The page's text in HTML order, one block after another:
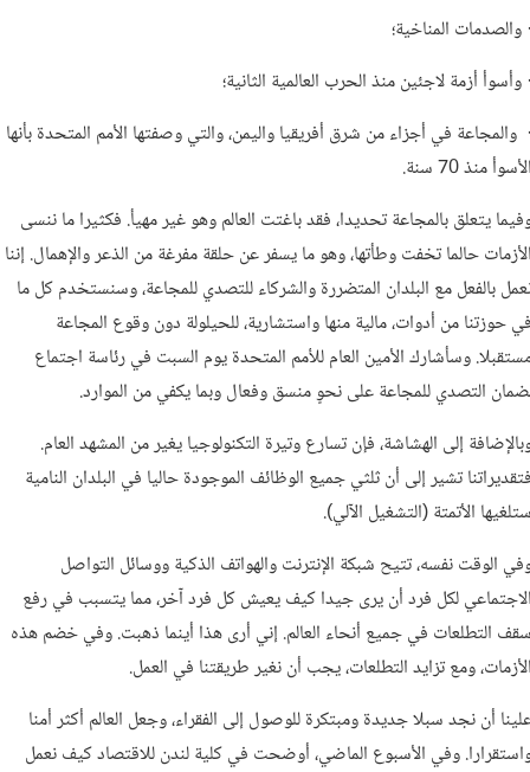
والصدمات المناخية؛
وأسوأ أزمة لاجئين منذ الحرب العالمية الثانية؛
والمجاعة في أجزاء من شرق أفريقيا واليمن، والتي وصفتها الأمم المتحدة بأنها
منذ 70 سنة.
يتعلق بالمجاعة تحديدا، فقد باغتت العالم وهو غير مهيأ. فكثيرا ما ننسى
حالما تخفت وطأتها، وهو ما يسفر عن حلقة مفرغة من الذعر والإهمال. إننا
بالفعل مع البلدان المتضررة والشركاء للتصدي للمجاعة، وسنستخدم كل ما
حوزتنا من أدوات، مالية منها واستشارية، للحيلولة دون وقوع المجاعة
وسأشارك الأمين العام للأمم المتحدة يوم السبت في رئاسة اجتماع
التصدي للمجاعة على نحوٍ منسق وفعال وبما يكفي من الموارد.
إلى الهشاشة، فإن تسارع وتيرة التكنولوجيا يغير من المشهد العام.
تشير إلى أن ثلثي جميع الوظائف الموجودة حاليا في البلدان النامية
الأتمتة (التشغيل الآلي).
الوقت نفسه، تتيح شبكة الإنترنت والهواتف الذكية ووسائل التواصل
لكل فرد أن يرى جيدا كيف يعيش كل فرد آخر، مما يتسبب في رفع
التطلعات في جميع أنحاء العالم. إني أرى هذا أينما ذهبت. وفي خضم هذه
ومع تزايد التطلعات، يجب أن نغير طريقتنا في العمل.
أن نجد سبلا جديدة ومبتكرة للوصول إلى الفقراء، وجعل العالم أكثر أمنا
وفي الأسبوع الماضي، أوضحت في كلية لندن للاقتصاد كيف نعمل